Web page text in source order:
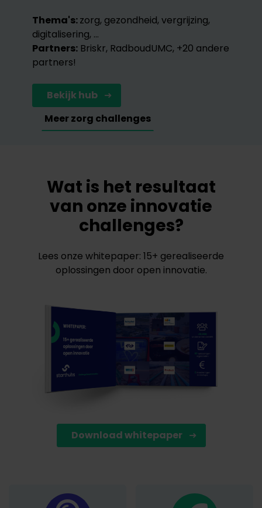
Thema's:zorg, gezondheid, vergrijzing,
digitalisering, ...
Partners: Briskr, RadboudUMC, +20 andere
partners!
Bekijk hub
Meer zorg challenges
Wat is het resultaat
van onze innovatie
challenges?
Lees onze whitepaper: 15+ gerealiseerde
oplossingen door open innovatie.
Download whitepaper